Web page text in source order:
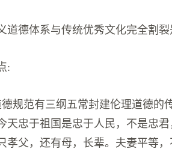
道德体系与传统优秀文化完全割裂
:
规范有三纲五常封建伦理道德的
天忠于祖国是忠于人民，不是忠
孝父，还有母，长辈。夫妻平等，